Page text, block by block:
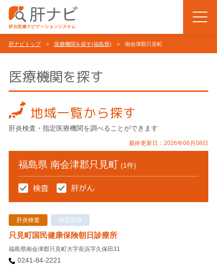
肝ナビトップ> 医療機関を探す(福島県) > 南会津郡只見町
医療機関を探す
地域一覧から探す
肝炎検査・指定医療機関を調べることができます
最終更新日：2026年06月08日
福島県 南会津郡只見町 (1件)
肝炎検査 指定医療
只見町国民健康保険朝日診療所
福島県南会津郡只見町大字長浜字久保田31
0241-84-2221